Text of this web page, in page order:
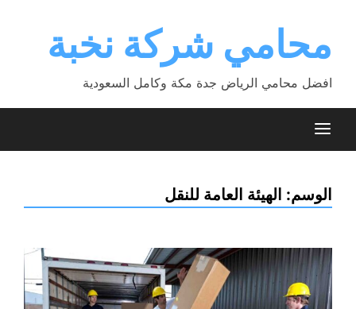
contentمحامي شركة نخبة
افضل محامي الرياض جدة مكة وكامل السعودية
الوسم: الهيئة العامة للنقل